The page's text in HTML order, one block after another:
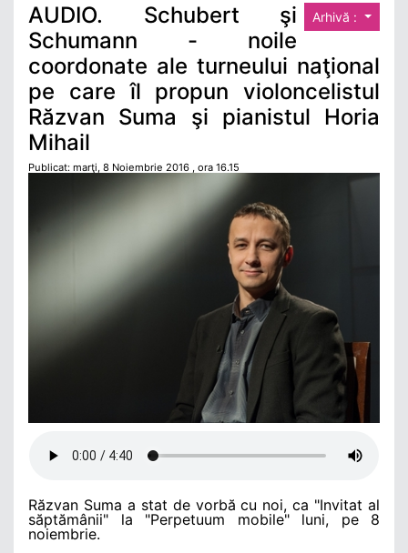
Arhivă :
AUDIO. Schubert şi
Schumann - noile
coordonate ale turneului naţional
pe care îl propun violoncelistul
Răzvan Suma şi pianistul Horia
Mihail
Publicat: marţi, 8 Noiembrie 2016 , ora 16.15
Răzvan Suma a stat de vorbă cu noi, ca "Invitat al
săptămânii" la "Perpetuum mobile" luni, pe 8
noiembrie.